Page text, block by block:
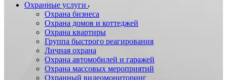
Охранные услуги
Охрана бизнеса
Охрана домов и коттеджей
Охрана квартиры
Группа быстрого реагирования
Личная охрана
Охрана автомобилей и гаражей
Охрана массовых мероприятий
Охранный видеомониторинг